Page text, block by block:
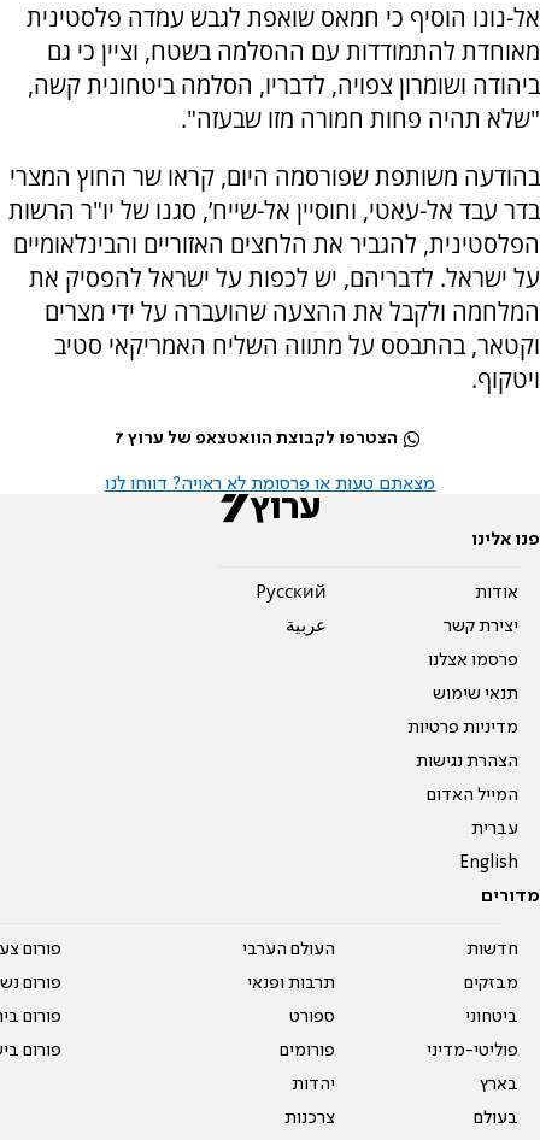
אל-נונו הוסיף כי חמאס שואפת לגבש עמדה פלסטינית
מאוחדת להתמודדות עם ההסלמה בשטח, וציין כי גם
ביהודה ושומרון צפויה, לדבריו, הסלמה ביטחונית קשה,
"שלא תהיה פחות חמורה מזו שבעזה".
בהודעה משותפת שפורסמה היום, קראו שר החוץ המצרי
בדר עבד אל-עאטי, וחוסיין אל-שייח’, סגנו של יו"ר הרשות
הפלסטינית, להגביר את הלחצים האזוריים והבינלאומיים
על ישראל. לדבריהם, יש לכפות על ישראל להפסיק את
המלחמה ולקבל את ההצעה שהועברה על ידי מצרים
וקטאר, בהתבסס על מתווה השליח האמריקאי סטיב
ויטקוף.
הצטרפו לקבוצת הוואטצאפ של ערוץ 7
מצאתם טעות או פרסומת לא ראויה? דווחו לנו
פנו אלינו
אודות
יצירת קשר
פרסמו אצלנו
תנאי שימוש
מדיניות פרטיות
הצהרת נגישות
המייל האדום
עברית
English
Pусский
عربية
מדורים
חדשות
מבזקים
ביטחוני
פוליטי-מדיני
בארץ
בעולם
העולם הערבי
תרבות ופנאי
ספורט
פורומים
יהדות
צרכנות
פורום
פורום
פורום
פורום